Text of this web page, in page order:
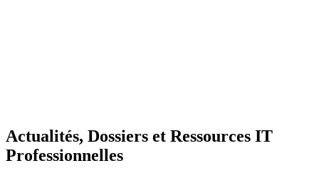
Actualités, Dossiers et Ressources IT
Professionnelles